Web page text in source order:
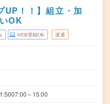
UP！！】組立・加
OK
WEB登録OK 派遣
～15:00